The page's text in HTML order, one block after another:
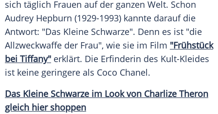
sich täglich Frauen auf der ganzen Welt. Schon
Audrey Hepburn (1929-1993) kannte darauf die
Antwort: "Das Kleine Schwarze". Denn es ist "die
Allzweckwaffe der Frau", wie sie im Film "Frühstück
bei Tiffany" erklärt. Die Erfinderin des Kult-Kleides
ist keine geringere als Coco Chanel.
Das Kleine Schwarze im Lookvon Charlize Theron
gleich hier shoppen